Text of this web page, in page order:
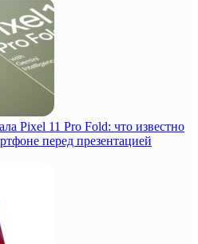
Pixel 11 Pro Fold: что известно
перед презентацией